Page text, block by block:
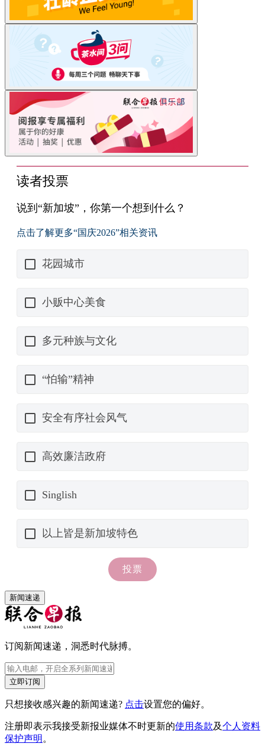
新闻速递
订阅新闻速递，洞悉时代脉搏。
立即订阅
只想接收感兴趣的新闻速递? 点击设置您的偏好。
注册即表示我接受新报业媒体不时更新的使用条款及个人资料
保护声明 。